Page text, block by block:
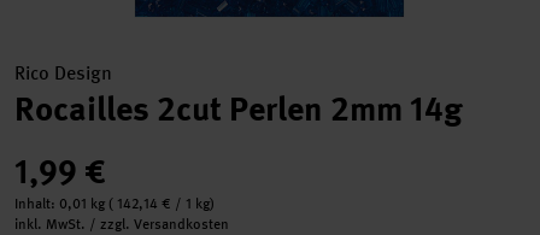
Rico Design
Rocailles 2cut Perlen 2mm 14g
1,99 €
Inhalt: 0,01 kg ( 142,14 € / 1 kg)
inkl. MwSt. / zzgl. Versandkosten